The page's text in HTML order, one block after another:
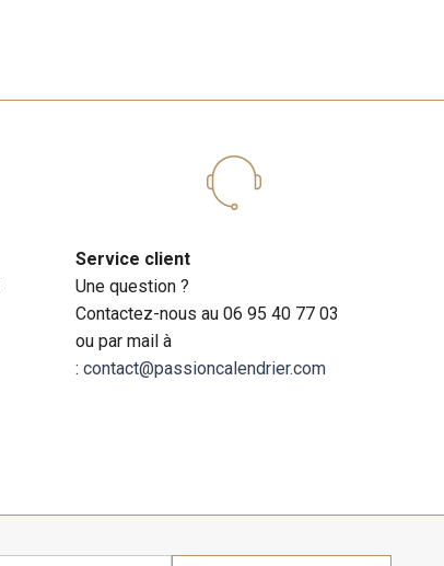
Service client
Une question ?
Contactez-nous au 06 95 40 77 03
ou par mail à
: contact@passioncalendrier.com